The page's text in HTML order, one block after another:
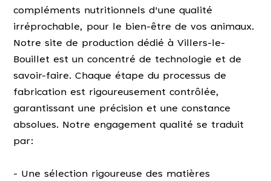
compléments nutritionnels d'une qualité
irréprochable, pour le bien-être de vos animaux.
Notre site de production dédié à Villers-le-
Bouillet est un concentré de technologie et de
savoir-faire. Chaque étape du processus de
fabrication est rigoureusement contrôlée,
garantissant une précision et une constance
absolues. Notre engagement qualité se traduit
par:
- Une sélection rigoureuse des matières